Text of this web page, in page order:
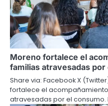
Moreno fortalece el
familias atravesadas
Share via: Facebook X
fortalece el
atravesadas por el consumo.